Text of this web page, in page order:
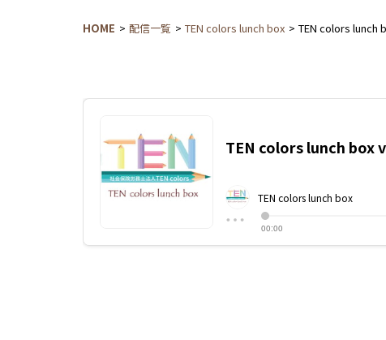
HOME 配信一覧 TEN colors lunch box TEN colors lunch